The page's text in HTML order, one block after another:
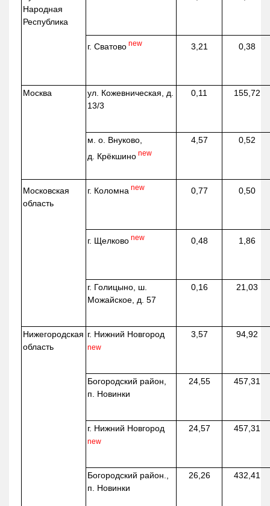
Народная
Республика
г. Сватово new 3,21 0,38
Москва ул. Кожевническая , д.
13/3
0,11 155,72
м. о. Внуково,
д. Крёкшино new
4,57 0,52
Московская
область
г. Коломна new 0,77 0,50
г. Щелково new 0,48 1,86
г. Голицыно, ш.
Можайское, д. 57
0,16 21,03
Нижегородская
область
г. Нижний Новгород
new
3,57 94,92
Богородский район,
п. Новинки
24,55 457,31
г. Нижний Новгород
new
24,57 457,31
Богородский район.,
п. Новинки
26,26 432,41